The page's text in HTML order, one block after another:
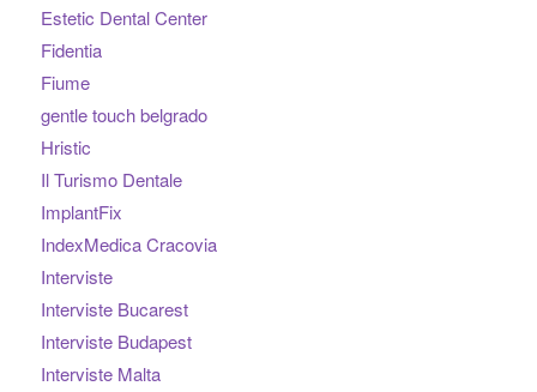
Estetic Dental Center
Fidentia
Fiume
gentle touch belgrado
Hristic
Il Turismo Dentale
ImplantFix
IndexMedica Cracovia
Interviste
Interviste Bucarest
Interviste Budapest
Interviste Malta